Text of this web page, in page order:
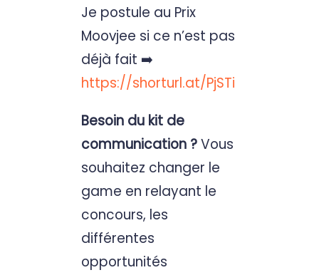
Je postule au Prix
Moovjee si ce n’est pas
déjà fait ➡️
https://shorturl.at/PjSTi
Besoin du kit de
communication ?Vous
souhaitez changer le
game en relayant le
concours, les
différentes
opportunités